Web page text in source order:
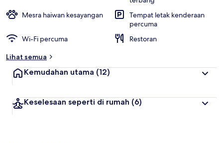
Mesra haiwan kesayangan
Tempat letak kenderaan
percuma
Wi-Fi percuma
Restoran
Lihat semua
Kemudahan utama (12)
Keselesaan seperti di rumah (6)